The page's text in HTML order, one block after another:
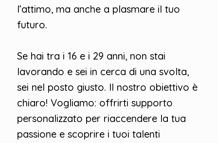
l’attimo, ma anche a plasmare il tuo
futuro.
Se hai tra i 16 e i 29 anni, non stai
lavorando e sei in cerca di una svolta,
sei nel posto giusto. Il nostro obiettivo è
chiaro! Vogliamo: offrirti supporto
personalizzato per riaccendere la tua
passione e scoprire i tuoi talenti